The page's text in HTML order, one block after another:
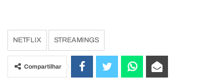
NETFLIX STREAMINGS
Compartilhar